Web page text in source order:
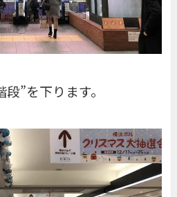
”を下ります。